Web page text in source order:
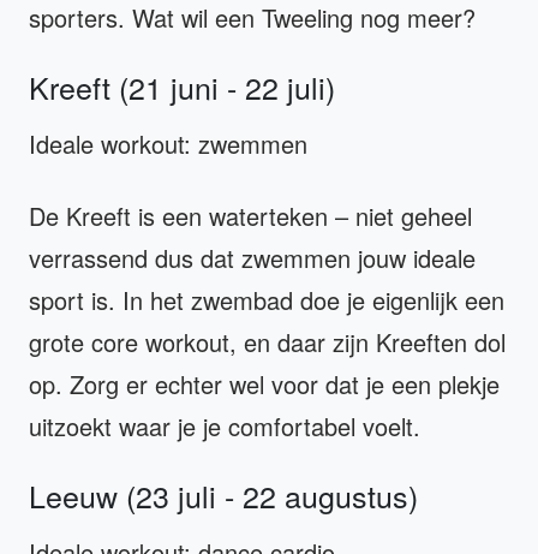
sporters. Wat wil een Tweeling nog meer?
Kreeft (21 juni - 22 juli)
Ideale workout: zwemmen
De Kreeft is een waterteken – niet geheel
verrassend dus dat zwemmen jouw ideale
sport is. In het zwembad doe je eigenlijk een
grote core workout, en daar zijn Kreeften dol
op. Zorg er echter wel voor dat je een plekje
uitzoekt waar je je comfortabel voelt.
Leeuw (23 juli - 22 augustus)